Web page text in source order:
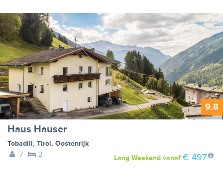
9,8
Haus Hauser
Tobadill, Tirol, Oostenrijk
7
2 Lang Weekendvanaf € 497